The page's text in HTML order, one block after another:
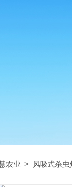
农业 > 风吸式杀虫